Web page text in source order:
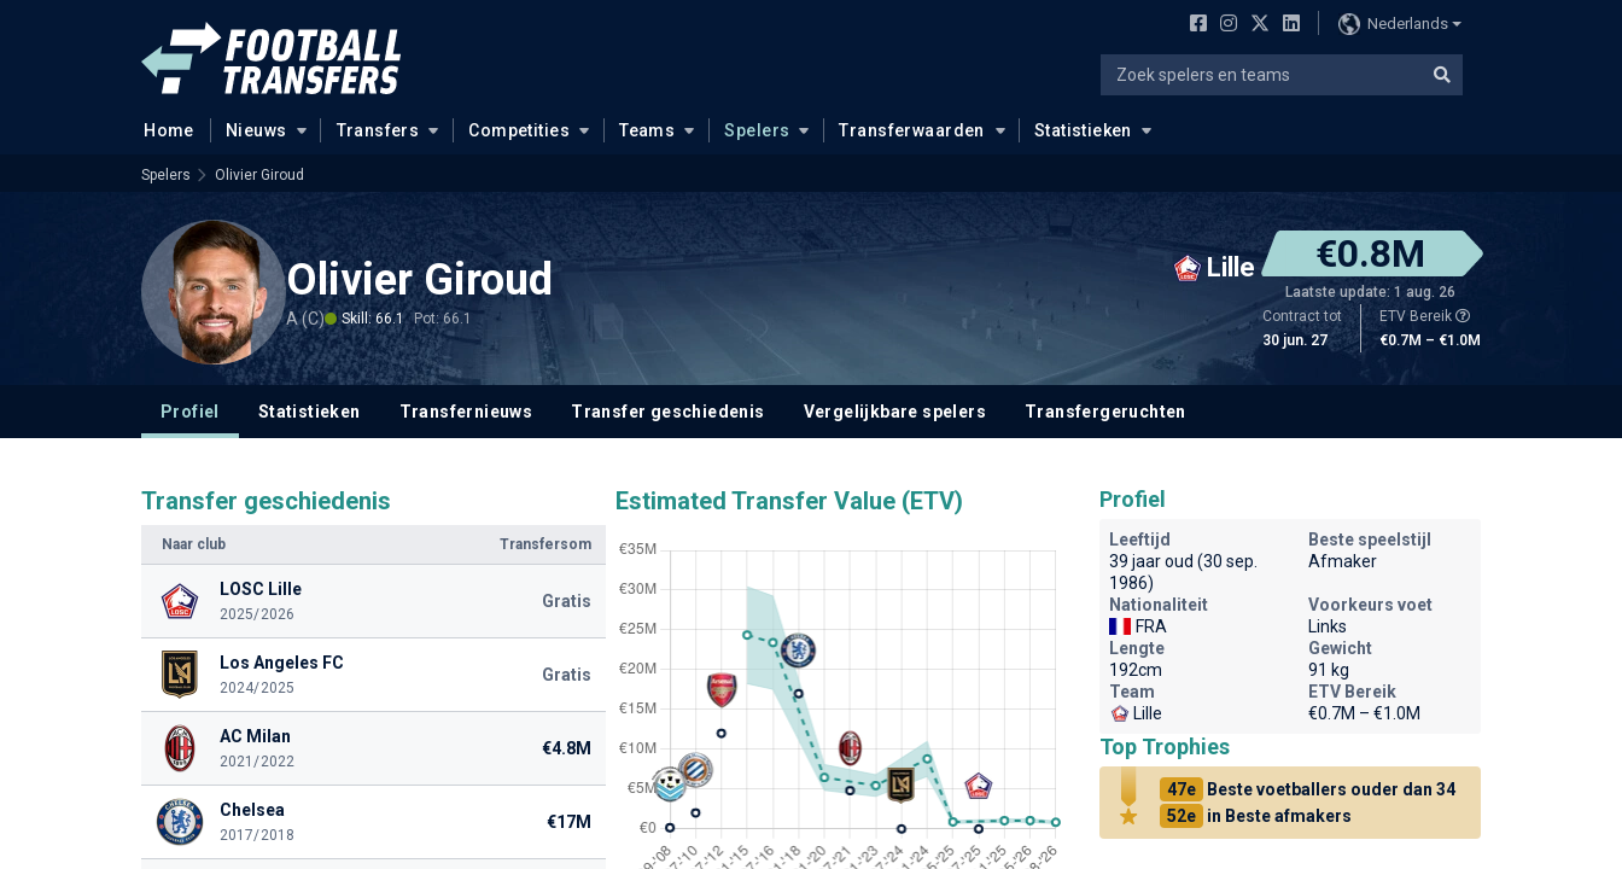
Nederlands
Home Nieuws Transfers Competities Teams Spelers Transferwaarden Statistieken
Spelers Olivier Giroud
Olivier Giroud
A (C) Skill: 66.1 Pot: 66.1
Lille €0.8M
Laatste update: 1 aug. 26
Contract tot
30 jun. 27
ETV Bereik
€0.7M – €1.0M
Profiel Statistieken Transfernieuws Transfer geschiedenis Vergelijkbare spelers Transfergeruchten
Transfer geschiedenis
Naar club Transfersom
LOSC Lille
2025/2026
Gratis
Los Angeles FC
2024/2025
Gratis
AC Milan
2021/2022
€4.8M
Chelsea
2017/2018
€17M
Estimated Transfer Value (ETV) Profiel
Leeftijd
39 jaar oud (30 sep.
1986)
Beste speelstijl
Afmaker
Nationaliteit
FRA
Voorkeurs voet
Links
Lengte
192cm
Gewicht
91 kg
Team
Lille
ETV Bereik
€0.7M – €1.0M
Top Trophies
47e
Beste voetballers ouder dan 34
52e
in Beste afmakers